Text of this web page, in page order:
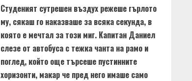
Студеният сутрешен въздух режеше гърлото
му, сякаш го наказваше за всяка секунда, в
която е мечтал за този миг. Капитан Даниел
слезе от автобуса с тежка чанта на рамо и
поглед, който още търсеше пустинните
хоризонти, макар че пред него имаше само